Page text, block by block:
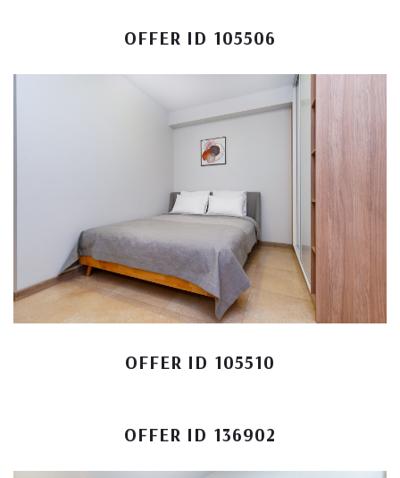
OFFER ID 105506
OFFER ID 105510
OFFER ID 136902